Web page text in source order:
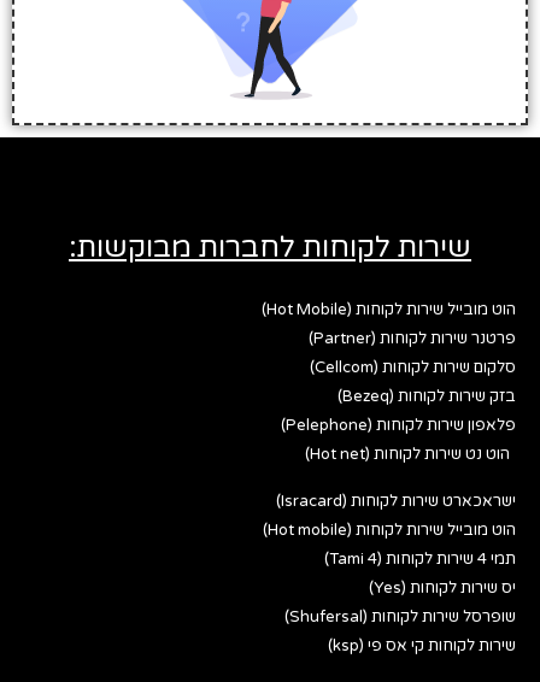
שירות לקוחות לחברות מבוקשות:
הוט מובייל שירות לקוחות (Hot Mobile)
פרטנר שירות לקוחות (Partner)
סלקום שירות לקוחות (Cellcom)
בזק שירות לקוחות (Bezeq)
פלאפון שירות לקוחות (Pelephone)
הוט נט שירות לקוחות (Hot net)
ישראכארט שירות לקוחות (Isracard)
הוט מובייל שירות לקוחות (Hot mobile)
תמי 4 שירות לקוחות (Tami 4)
יס שירות לקוחות (Yes)
שופרסל שירות לקוחות (Shufersal)
שירות לקוחות קי אס פי (ksp)